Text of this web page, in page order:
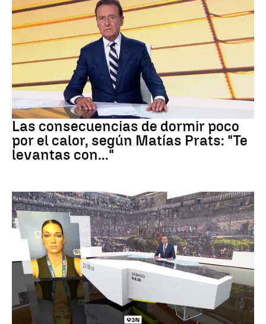
Dormir
Las consecuencias de dormir poco
por el calor, según Matías Prats: "Te
levantas con..."
Crisis en Ceuta